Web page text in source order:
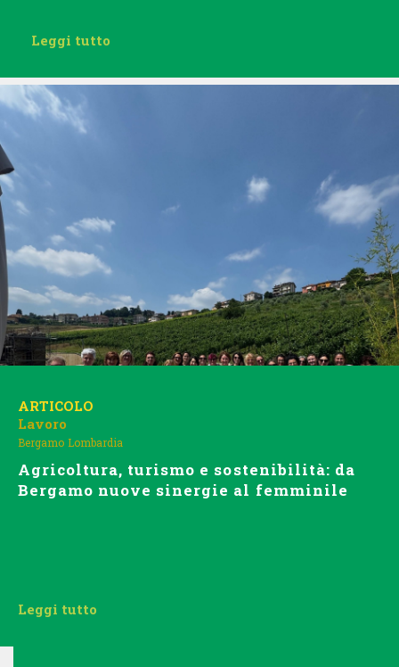
Leggi tutto
ARTICOLO
Lavoro
Bergamo Lombardia
Agricoltura, turismo e sostenibilità: da
Bergamo nuove sinergie al femminile
Leggi tutto